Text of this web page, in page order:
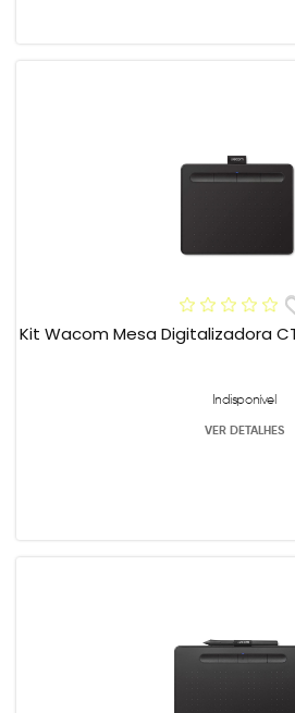
Kit Wacom Mesa Digitalizadora
Indisponível
VER DETALHES